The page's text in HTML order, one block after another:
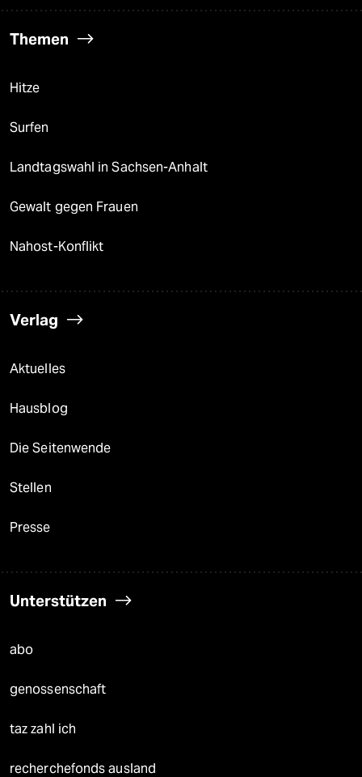
Themen
Hitze
Surfen
Landtagswahl in Sachsen-Anhalt
Gewalt gegen Frauen
Nahost-Konflikt
Verlag
Aktuelles
Hausblog
Die Seitenwende
Stellen
Presse
Unterstützen
abo
genossenschaft
taz zahl ich
recherchefonds ausland